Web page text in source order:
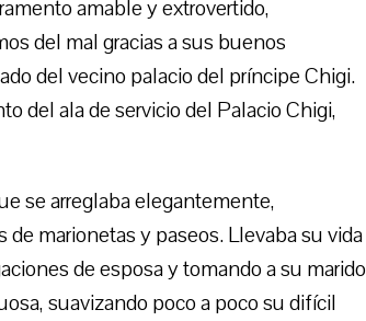
amable y extrovertido,
del mal gracias a sus buenos
del vecino palacio del príncipe Chigi.
del ala de servicio del Palacio Chigi,
se arreglaba elegantemente,
marionetas y paseos. Llevaba su vida
de esposa y tomando a su marido
suavizando poco a poco su difícil